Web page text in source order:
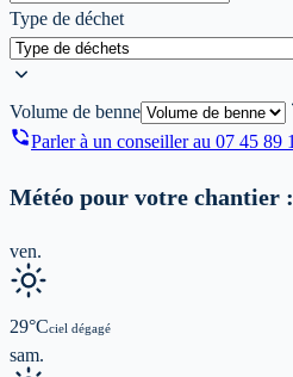
Type de déchet
Volume de benne
Parler à un conseiller au 07 45 89
Météo pour votre chantier :
ven.
29°Cciel dégagé
sam.